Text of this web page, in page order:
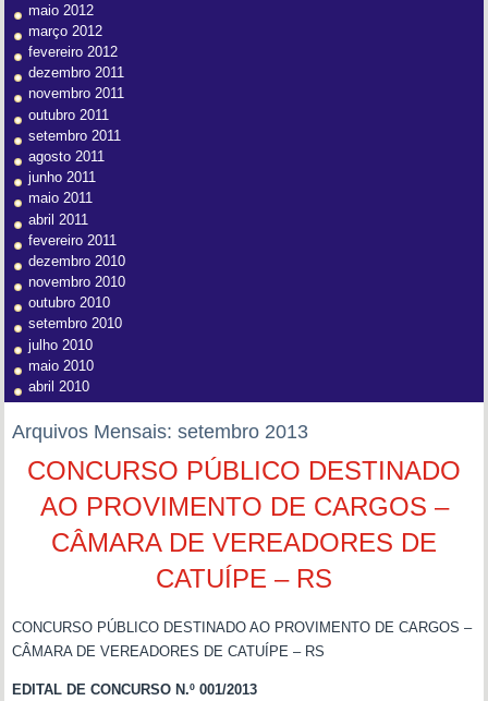
maio 2012
março 2012
fevereiro 2012
dezembro 2011
novembro 2011
outubro 2011
setembro 2011
agosto 2011
junho 2011
maio 2011
abril 2011
fevereiro 2011
dezembro 2010
novembro 2010
outubro 2010
setembro 2010
julho 2010
maio 2010
abril 2010
Arquivos Mensais:setembro 2013
CONCURSO PÚBLICO DESTINADO
AO PROVIMENTO DE CARGOS –
CÂMARA DE VEREADORES DE
CATUÍPE – RS
CONCURSO PÚBLICO DESTINADO AO PROVIMENTO DE CARGOS –
CÂMARA DE VEREADORES DE CATUÍPE – RS
EDITAL DE CONCURSO N.º 001/2013